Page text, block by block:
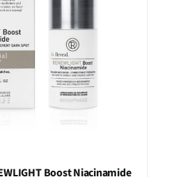
Boost Niacinamide